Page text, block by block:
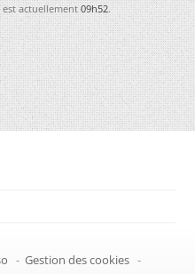
est actuellement09h52.
- Gestion des cookies -